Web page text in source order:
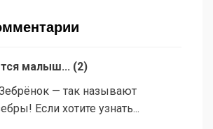
малыш... (2)
— так называют
Если хотите узнать...